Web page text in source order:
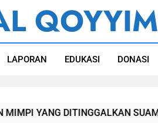
QOYYIM
LAPORAN EDUKASI DONASI
SUAMINYA